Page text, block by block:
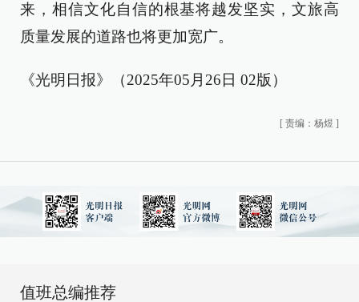
来，相信文化自信的根基将越发坚实，文旅高
质量发展的道路也将更加宽广。
《光明日报》（2025年05月26日 02版）
[ 责编：杨煜 ]
值班总编推荐